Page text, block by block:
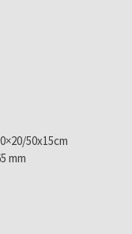
50x15cm
mm